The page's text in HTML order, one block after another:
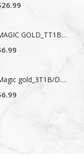
26.99
MAGIC GOLD_TT1B_BURG
6.99
Magic gold_3T1B/D.BLUE/L.BLUE
6.99